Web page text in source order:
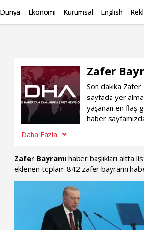
Dünya Ekonomi Kurumsal English
Zafer
Son dakika
sayfada yer
yaşanan en flaş
haber
Daha Fazla
Zafer Bayramı haber başlıkları altta
eklenen toplam 842 zafer bayrami